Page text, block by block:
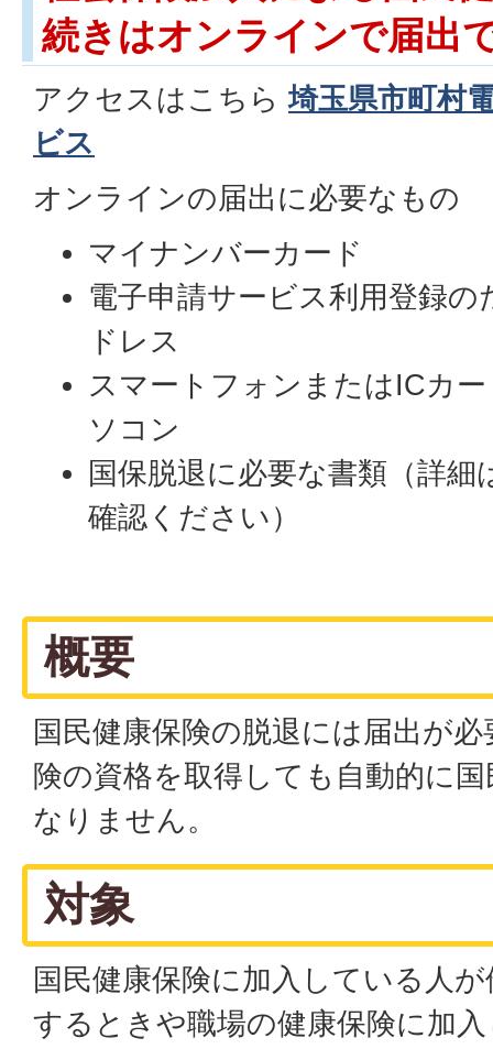
続きはオンラインで届出
アクセスはこちら 埼玉県市町村
ビス
オンラインの届出に必要なもの
マイナンバーカード
電子申請サービス利用登録
ドレス
スマートフォンまたはICカ
ソコン
国保脱退に必要な書類（詳
確認ください）
概要
国民健康保険の脱退には届出が
険の資格を取得しても自動的に
なりません。
対象
国民健康保険に加入している人
するときや職場の健康保険に加